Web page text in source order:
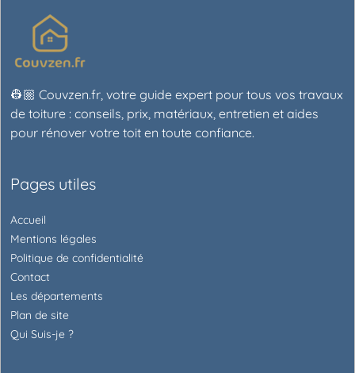
👷🏼 Couvzen.fr, votre guide expert pour tous vos travaux
de toiture : conseils, prix, matériaux, entretien et aides
pour rénover votre toit en toute confiance.
Pages utiles
Accueil
Mentions légales
Politique de confidentialité
Contact
Les départements
Plan de site
Qui Suis-je ?